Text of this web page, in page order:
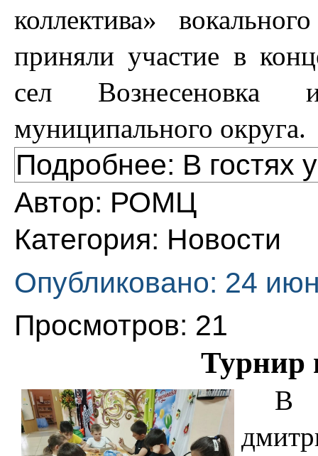
коллектива»
приняли участие в
сел Вознесеновка
муниципального округа.
Подробнее: В гостях
Автор: РОМЦ
Категория: Новости
Опубликовано: 24
Просмотров: 21
Турнир
В